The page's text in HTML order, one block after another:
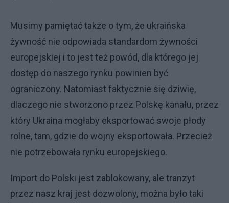
Musimy pamiętać także o tym, że ukraińska
żywność nie odpowiada standardom żywności
europejskiej i to jest też powód, dla którego jej
dostęp do naszego rynku powinien być
ograniczony. Natomiast faktycznie się dziwię,
dlaczego nie stworzono przez Polskę kanału, przez
który Ukraina mogłaby eksportować swoje płody
rolne, tam, gdzie do wojny eksportowała. Przecież
nie potrzebowała rynku europejskiego.
Import do Polski jest zablokowany, ale tranzyt
przez nasz kraj jest dozwolony, można było taki